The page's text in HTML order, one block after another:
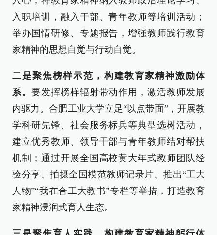
入职培训，融入干部、青年教师等培训活动；
举办国情研修、专题报告，增强教师践行教育
家精神的思想自觉与行动自觉。
二是聚焦榜样示范，构建教育家精神激励体
系。 要发挥榜样辐射带动作用，激活教师发展
内驱力。合肥工业大学立足“以点带面”，开展教
学科研先锋、社会服务标兵等典型选树活动，
建立优秀教师、领导干部与青年教师结对帮扶
机制；通过开展全国高校黄大年式教师团队经
验分享、拍摄全国模范教师记录片、推出“工大
人物”“我在合工大教书”专栏等举措，打造教育
家精神浸润式育人生态。